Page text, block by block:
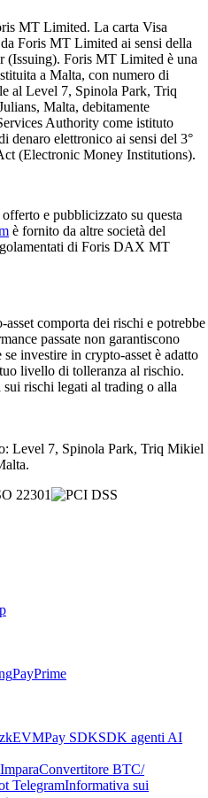
MT Limited. La carta Visa
da Foris MT Limited ai sensi della
(Issuing). Foris MT Limited è una
a Malta, con numero di
al Level 7, Spinola Park, Triq
Malta, debitamente
Authority come istituto
denaro elettronico ai sensi del 3°
(Electronic Money Institutions).
e pubblicizzato su questa
è fornito da altre società del
di Foris DAX MT
comporta dei rischi e potrebbe
passate non garantiscono
investire in crypto-asset è adatto
livello di tolleranza al rischio.
rischi legati al trading o alla
Level 7, Spinola Park, Triq Mikiel
PayPrime
Pay SDKSDK agenti AI
ImparaConvertitore BTC/
TelegramInformativa sui